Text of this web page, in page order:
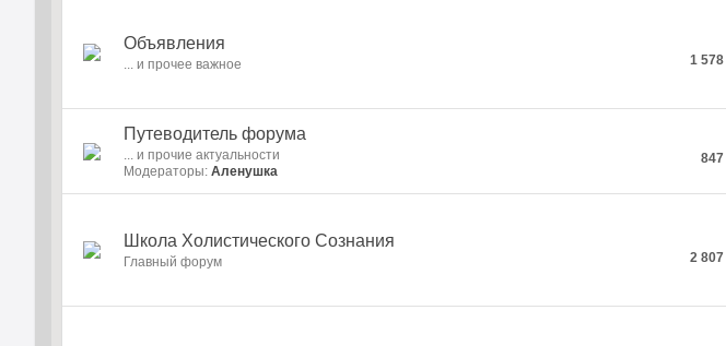
Объявления
... и прочее важное
1 578
Путеводитель форума
... и прочие актуальности
Модераторы:Аленушка
847
Школа Холистического Сознания
Главный форум
2 807